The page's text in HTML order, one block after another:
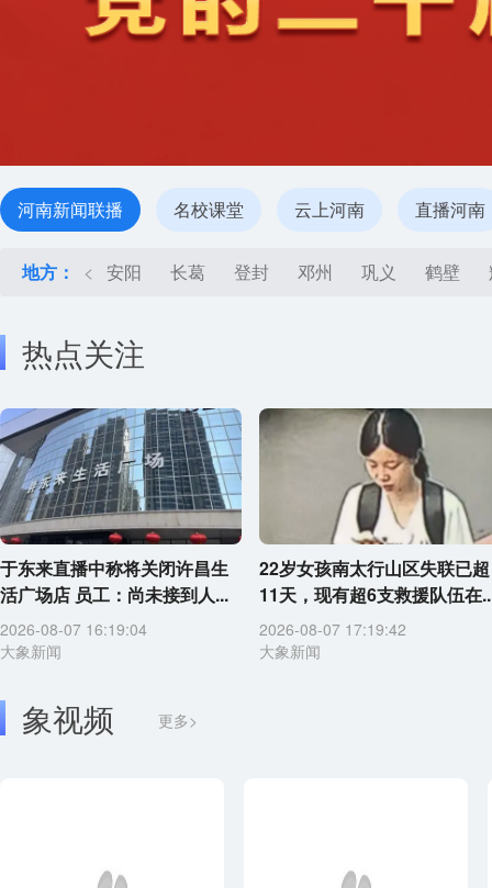
河南新闻联播 名校课堂 云上河南 直播河南
地方： < 安阳 长葛 登封 邓州 巩义 鹤壁
热点关注
于东来直播中称将关闭许昌生
活广场店 员工：尚未接到人...
2026-08-07 16:19:04
大象新闻
22岁女孩南太行山区失联已超
11天，现有超6支救援队伍在
2026-08-07 17:19:42
大象新闻
象视频 更多>